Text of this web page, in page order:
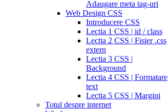
Adaugare meta tag-uri
Web Design CSS
Introducere CSS
Lectia 1 CSS | id / class
Lectia 2 CSS | Fisier .css
extern
Lectia 3 CSS |
Background
Lectia 4 CSS | Formatare
text
Lectia 5 CSS | Margini
Totul despre internet